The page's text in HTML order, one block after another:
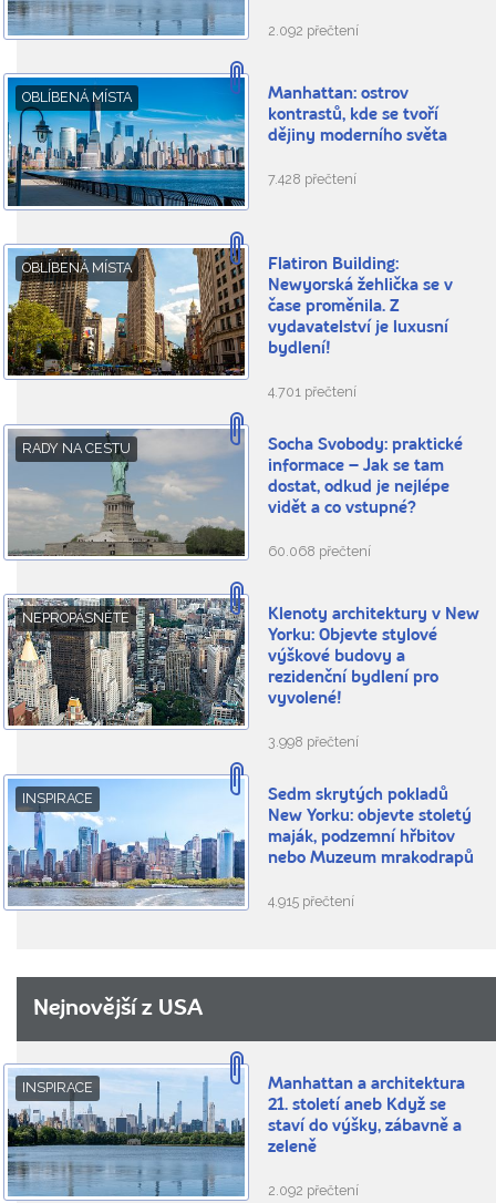
2.092 přečtení
OBLÍBENÁ MÍSTA
Manhattan: ostrov
kontrastů, kde se tvoří
dějiny moderního světa
7.428 přečtení
OBLÍBENÁ MÍSTA
Flatiron Building:
Newyorská žehlička se v
čase proměnila. Z
vydavatelství je luxusní
bydlení!
4.701 přečtení
RADY NA CESTU
Socha Svobody: praktické
informace – Jak se tam
dostat, odkud je nejlépe
vidět a co vstupné?
60.068 přečtení
NEPROPÁSNĚTE
Klenoty architektury v New
Yorku: Objevte stylové
výškové budovy a
rezidenční bydlení pro
vyvolené!
3.998 přečtení
INSPIRACE
Sedm skrytých pokladů
New Yorku: objevte stoletý
maják, podzemní hřbitov
nebo Muzeum mrakodrapů
4.915 přečtení
Nejnovější z USA
INSPIRACE
Manhattan a architektura
21. století aneb Když se
staví do výšky, zábavně a
zeleně
2.092 přečtení